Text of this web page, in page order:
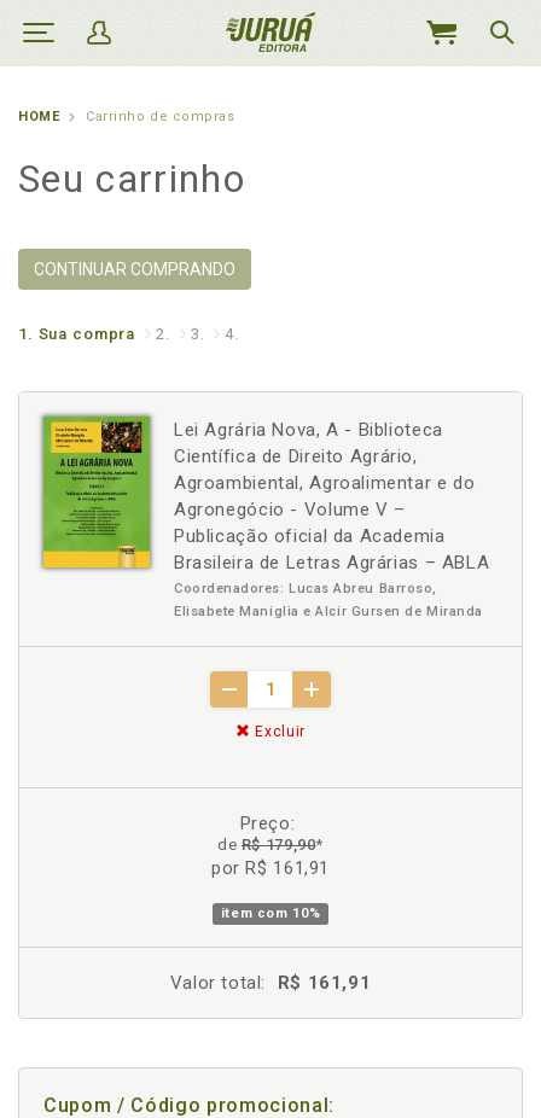
MEU
HOME Carrinho de compras
Seu carrinho
CONTINUAR COMPRANDO
1. Sua compra 2. 3. 4.
Lei Agrária Nova, A - Biblioteca
Científica de Direito Agrário,
Agroambiental, Agroalimentar e do
Agronegócio - Volume V –
Publicação oficial da Academia
Brasileira de Letras Agrárias – ABLA
Coordenadores: Lucas Abreu Barroso,
Elisabete Maniglia e Alcir Gursen de Miranda
Excluir
Preço:
deR$ 179,90*
por R$ 161,91
item com 10%
Valor total: R$ 161,91
Cupom / Código promocional: